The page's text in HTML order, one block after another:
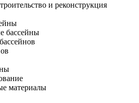
и реконструкция
бассейны
материалы